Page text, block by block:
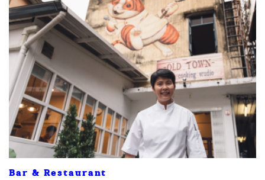
Bar & Restaurant